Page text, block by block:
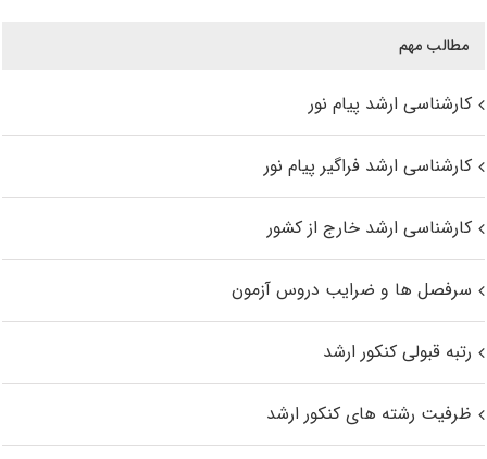
مطالب مهم
کارشناسی ارشد پیام نور
کارشناسی ارشد فراگیر پیام نور
کارشناسی ارشد خارج از کشور
سرفصل ها و ضرایب دروس آزمون
رتبه قبولی کنکور ارشد
ظرفیت رشته های کنکور ارشد